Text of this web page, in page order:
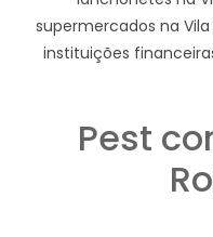
supermercados na
instituições
Pest